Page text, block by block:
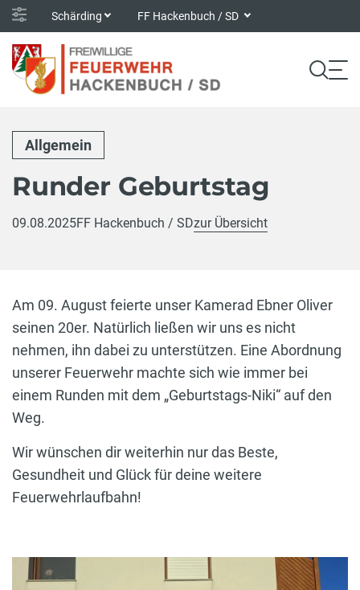
Schärding FF Hackenbuch / SD
Allgemein
Runder Geburtstag
09.08.2025FF Hackenbuch / SDzur Übersicht
Am 09. August feierte unser Kamerad Ebner Oliver
seinen 20er. Natürlich ließen wir uns es nicht
nehmen, ihn dabei zu unterstützen. Eine Abordnung
unserer Feuerwehr machte sich wie immer bei
einem Runden mit dem „Geburtstags-Niki“ auf den
Weg.
Wir wünschen dir weiterhin nur das Beste,
Gesundheit und Glück für deine weitere
Feuerwehrlaufbahn!